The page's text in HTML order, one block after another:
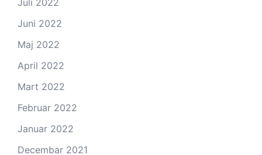
Juli 2022
Juni 2022
Maj 2022
April 2022
Mart 2022
Februar 2022
Januar 2022
Decembar 2021